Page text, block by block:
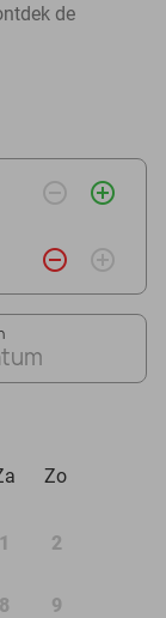
de
remove_circle_outline add_circle_outline
remove_circle_outline add_circle_outline
Zo
1 2
8 9